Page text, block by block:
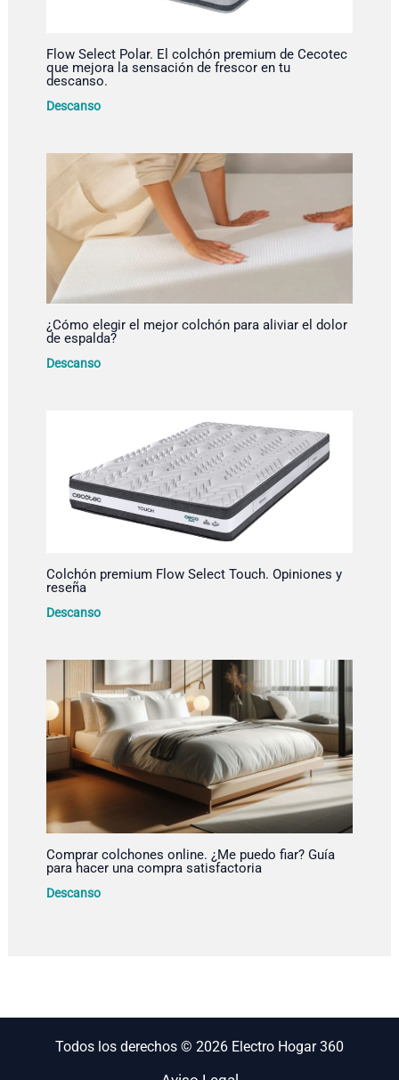
Flow Select Polar. El colchón premium de Cecotec
que mejora la sensación de frescor en tu
descanso.
Descanso
¿Cómo elegir el mejor colchón para aliviar el dolor
de espalda?
Descanso
Colchón premium Flow Select Touch. Opiniones y
reseña
Descanso
Comprar colchones online. ¿Me puedo fiar? Guía
para hacer una compra satisfactoria
Descanso
Todos los derechos © 2026 Electro Hogar 360